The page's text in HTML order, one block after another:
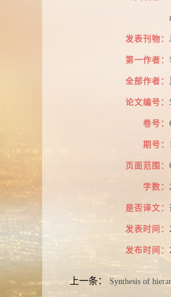
发表刊物：
第一作者：
全部作者：
论文编号：
卷号：
期号：
页面范围：
字数：
是否译文：
发表时间：
发布时间：
上一条： Synthesis of